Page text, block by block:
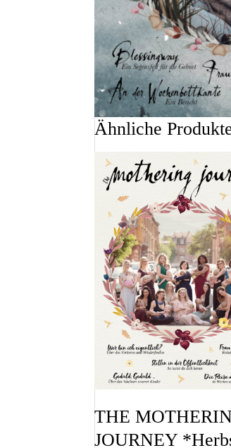
Ähnliche
THE
JOURNEY